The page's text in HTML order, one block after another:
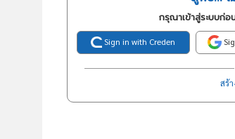
กรุณาเข้าสู่ระบบก่
Sign in with Creden
สร้